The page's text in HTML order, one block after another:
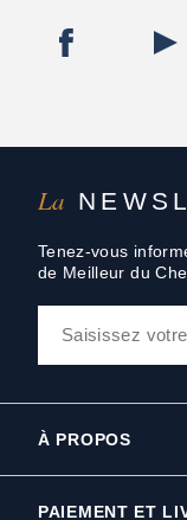
La
Tenez-vous
de Meilleur du
À PROPOS
PAIEMENT ET